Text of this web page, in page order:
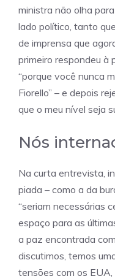
ministra não olha
lado político, tanto
de imprensa que
primeiro respondeu à
“porque você nunca
Fiorello” – e depois
que o meu nível seja
Nós
Na curta entrevista,
piada – como a da
“seriam necessárias
espaço para as
a paz encontrada
discutimos, temos
tensões com os